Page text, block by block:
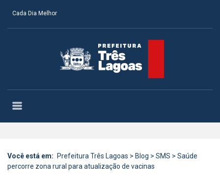
Cada Dia Melhor
Você está em: Prefeitura Três Lagoas > Blog > SMS > Saúde
percorre zona rural para atualização de vacinas